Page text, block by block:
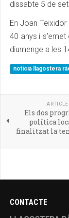
dissabte 5 de
En Joan
40 anys i s'emet
diumenge a les
notícia llagostera
Els dos
política
finalitzat la
CONTACTE